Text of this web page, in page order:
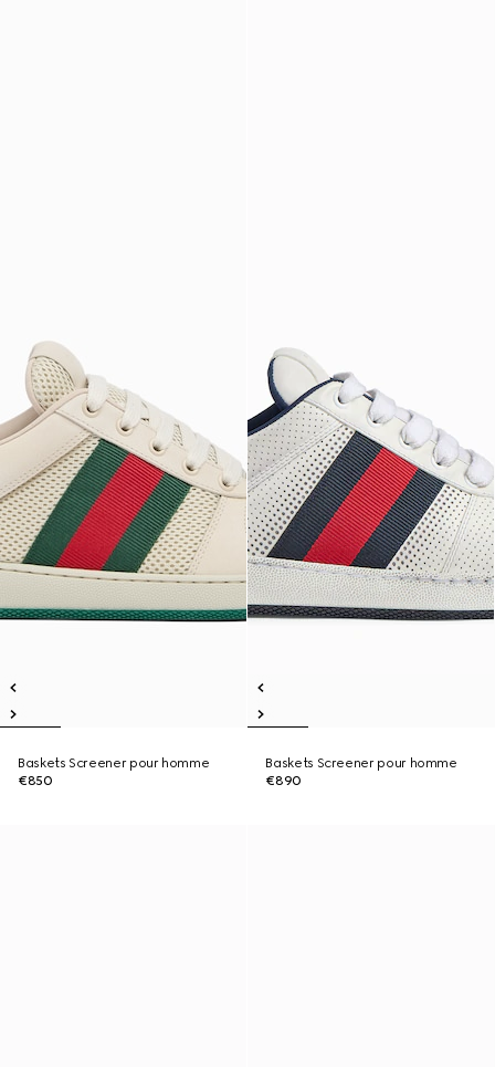
Baskets Screener pour homme
€850
Baskets Screener pour homme
€890